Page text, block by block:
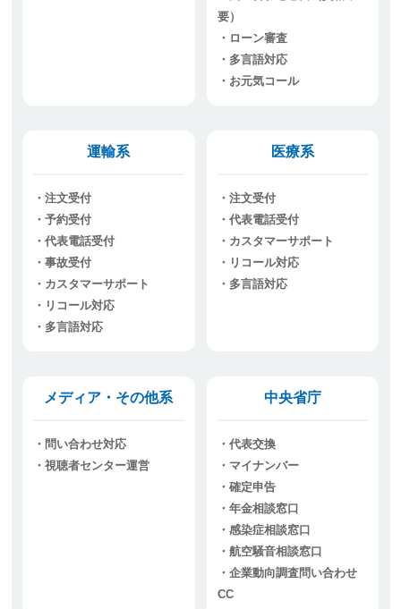
要）
ローン審査
多言語対応
お元気コール
運輸系
注文受付
予約受付
代表電話受付
事故受付
カスタマーサポート
リコール対応
多言語対応
医療系
注文受付
代表電話受付
カスタマーサポート
リコール対応
多言語対応
メディア・その他系
問い合わせ対応
視聴者センター運営
中央省庁
代表交換
マイナンバー
確定申告
年金相談窓口
感染症相談窓口
航空騒音相談窓口
企業動向調査問い合わせ
CC